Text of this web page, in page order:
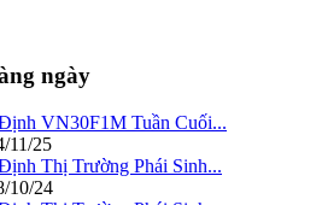
ngày
VN30F1M Tuần Cuối...
11/25
Thị Trường Phái Sinh...
10/24